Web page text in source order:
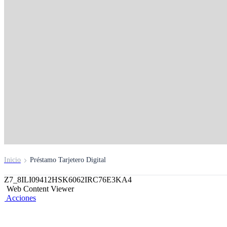
Inicio Préstamo Tarjetero Digital
Z7_8ILI09412HSK6062IRC76E3KA4
Web Content Viewer
Acciones